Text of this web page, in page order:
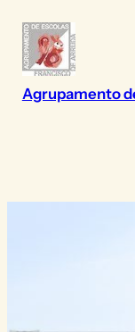
Saltar
para
conteúdo
Agrupamento